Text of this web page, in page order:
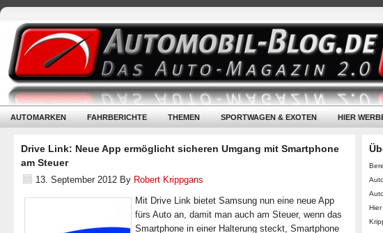
AUTOMARKEN FAHRBERICHTE THEMEN SPORTWAGEN & EXOTEN HIER
Drive Link: Neue App ermöglicht sicheren Umgang mit Smartphone
am Steuer
13. September 2012 By Robert Krippgans
Mit Drive Link bietet Samsung nun eine neue App
fürs Auto an, damit man auch am Steuer, wenn das
Smartphone in einer Halterung steckt, Smartphone